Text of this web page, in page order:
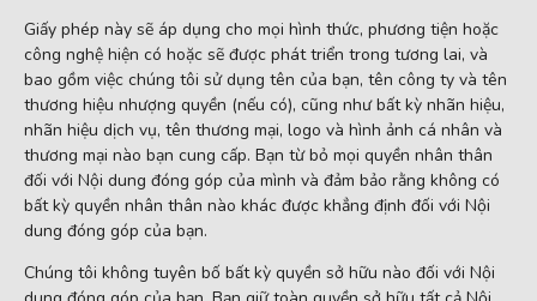
Giấy phép này sẽ áp dụng cho mọi hình thức, phương tiện hoặc
công nghệ hiện có hoặc sẽ được phát triển trong tương lai, và
bao gồm việc chúng tôi sử dụng tên của bạn, tên công ty và tên
thương hiệu nhượng quyền (nếu có), cũng như bất kỳ nhãn hiệu,
nhãn hiệu dịch vụ, tên thương mại, logo và hình ảnh cá nhân và
thương mại nào bạn cung cấp. Bạn từ bỏ mọi quyền nhân thân
đối với Nội dung đóng góp của mình và đảm bảo rằng không có
bất kỳ quyền nhân thân nào khác được khẳng định đối với Nội
dung đóng góp của bạn.
Chúng tôi không tuyên bố bất kỳ quyền sở hữu nào đối với Nội